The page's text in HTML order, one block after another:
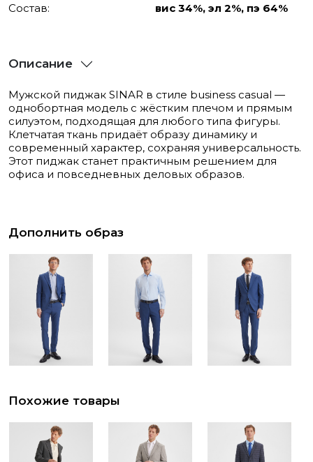
Состав:
вис 34%, эл 2%, пэ 64%
Описание
Мужской пиджак SINAR в стиле business casual —
однобортная модель с жёстким плечом и прямым
силуэтом, подходящая для любого типа фигуры.
Клетчатая ткань придаёт образу динамику и
современный характер, сохраняя универсальность.
Этот пиджак станет практичным решением для
офиса и повседневных деловых образов.
Дополнить образ
Похожие товары